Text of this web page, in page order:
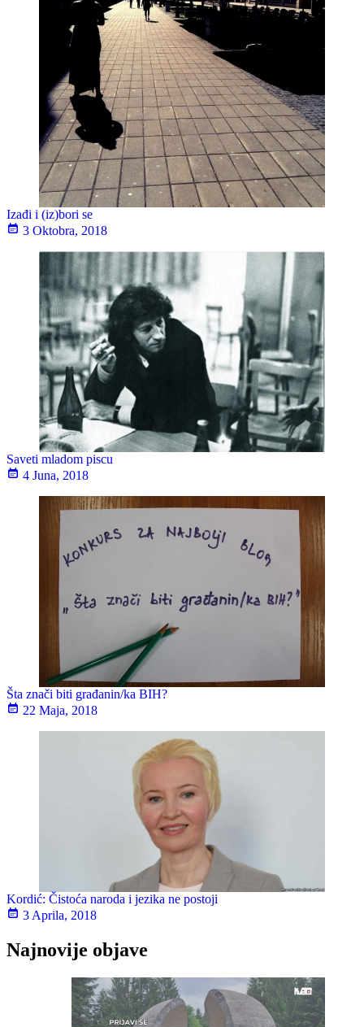
Izađi i (iz)bori se
3 Oktobra, 2018
Saveti mladom piscu
4 Juna, 2018
Šta znači biti građanin/ka BIH?
22 Maja, 2018
Kordić: Čistoća naroda i jezika ne postoji
3 Aprila, 2018
Najnovije objave